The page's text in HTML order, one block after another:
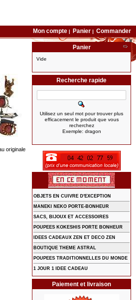
Mon compte | Panier | Commander
originale
Panier
Vide
Recherche rapide
Utilisez un seul mot pour trouver plus
efficacement le produit que vous
recherchez
Exemple: dragon
OBJETS EN CUIVRE D'EXCEPTION
MANEKI NEKO PORTE-BONHEUR
SACS, BIJOUX ET ACCESSOIRES
POUPEES KOKESHIS PORTE BONHEUR
IDEES CADEAUX ZEN ET DECO ZEN
BOUTIQUE THEME ASTRAL
POUPEES TRADITIONNELLES DU MONDE
1 JOUR 1 IDEE CADEAU
Paiement et livraison